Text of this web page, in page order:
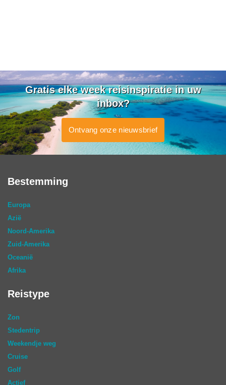
Gratis elke week reisinspiratie in uw
inbox?
Ontvang onze nieuwsbrief
Bestemming
Europa
Azië
Noord-Amerika
Zuid-Amerika
Oceanië
Afrika
Reistype
Zon
Stedentrip
Weekendje weg
Cruise
Golf
Actief